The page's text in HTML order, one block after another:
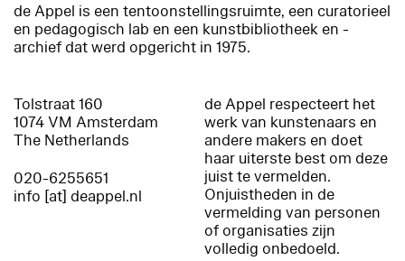
de Appel is een tentoonstellingsruimte, een curatorieel
en pedagogisch lab en een kunstbibliotheek en -
archief dat werd opgericht in 1975.
Tolstraat 160
1074 VM Amsterdam
The Netherlands
020-6255651
info [at] deappel.nl
de Appel respecteert het
werk van kunstenaars en
andere makers en doet
haar uiterste best om deze
juist te vermelden.
Onjuistheden in de
vermelding van personen
of organisaties zijn
volledig onbedoeld.